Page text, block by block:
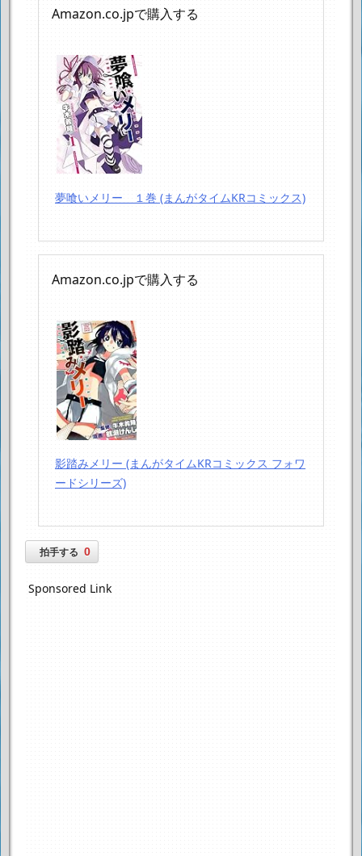
Amazon.co.jpで購入する
夢喰いメリー １巻 (まんがタイムKRコミックス)
Amazon.co.jpで購入する
影踏みメリー (まんがタイムKRコミックス フォワ
ードシリーズ)
拍手する 0
Sponsored Link